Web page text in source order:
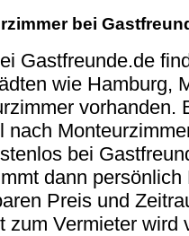
bei
Gastfreunde.de
wie Hamburg,
vorhanden.
nach
bei
dann
Preis und
zum Vermieter wird